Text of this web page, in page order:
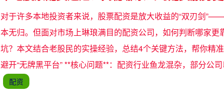
对于许多本地投资者来说，股票配资是放大收益的“双刃剑
本无归。但面对市场上琳琅满目的配资公司，如何判断哪家更
坑？本文结合老股民的实操经验，总结4个关键方法，帮你精
避开“无牌黑平台” **核心问题**：配资行业鱼龙混杂，部分公司
配资